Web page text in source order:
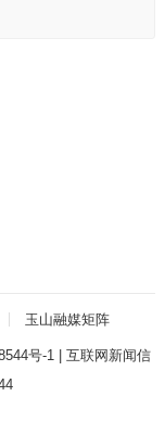
玉山融媒矩阵
号-1| 互联网新闻信